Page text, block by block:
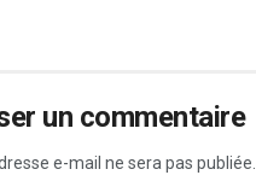
un commentaire
e-mail ne sera pas publiée.